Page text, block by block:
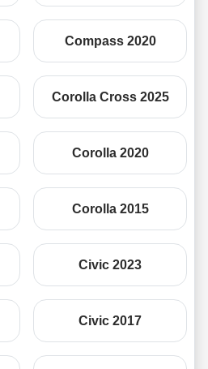
Compass 2020
Corolla Cross 2025
Corolla 2020
Corolla 2015
Civic 2023
Civic 2017